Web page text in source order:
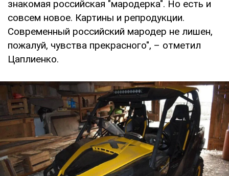
знакомая российская "мародерка". Но есть и
совсем новое. Картины и репродукции.
Современный российский мародер не лишен,
пожалуй, чувства прекрасного", – отметил
Цаплиенко.